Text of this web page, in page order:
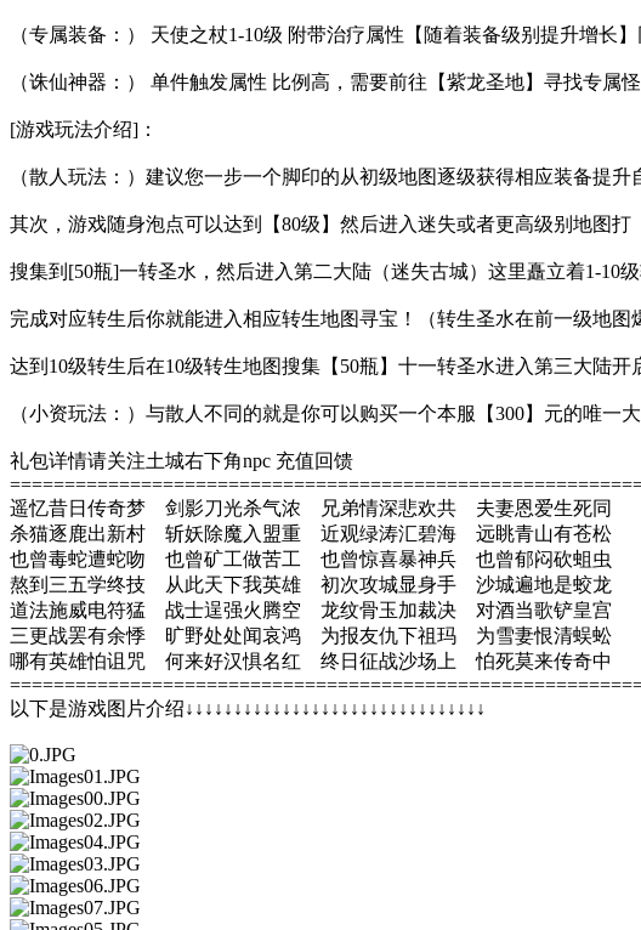
（专属装备：） 天使之杖1-10级 附带治疗属性【随着装备级别提升增长
（诛仙神器：） 单件触发属性 比例高，需要前往【紫龙圣地】寻找
[游戏玩法介绍]：
（散人玩法：）建议您一步一个脚印的从初级地图逐级获得相应装备提升
其次，游戏随身泡点可以达到【80级】然后进入迷失或者更高级别地图打
搜集到[50瓶]一转圣水，然后进入第二大陆（迷失古城）这里矗立着1-10
完成对应转生后你就能进入相应转生地图寻宝！（转生圣水在前一级地图
达到10级转生后在10级转生地图搜集【50瓶】十一转圣水进入第三大陆开
（小资玩法：）与散人不同的就是你可以购买一个本服【300】元的唯一
礼包详情请关注土城右下角npc 充值回馈
遥忆昔日传奇梦 剑影刀光杀气浓 兄弟情深悲欢共 夫妻恩爱生死同
杀猫逐鹿出新村 斩妖除魔入盟重 近观绿涛汇碧海 远眺青山有苍松
也曾毒蛇遭蛇吻 也曾矿工做苦工 也曾惊喜暴神兵 也曾郁闷砍蛆虫
熬到三五学终技 从此天下我英雄 初次攻城显身手 沙城遍地是蛟龙
道法施威电符猛 战士逞强火腾空 龙纹骨玉加裁决 对酒当歌铲皇宫
三更战罢有余悸 旷野处处闻哀鸿 为报友仇下祖玛 为雪妻恨清蜈蚣
哪有英雄怕诅咒 何来好汉惧名红 终日征战沙场上 怕死莫来传奇中
以下是游戏图片介绍↓↓↓↓↓↓↓↓↓↓↓↓↓↓↓↓↓↓↓↓↓↓↓↓↓↓↓↓↓↓↓